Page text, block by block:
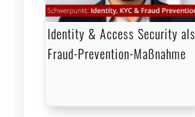
Identity & Access Security als
Fraud-Prevention-Maßnahme